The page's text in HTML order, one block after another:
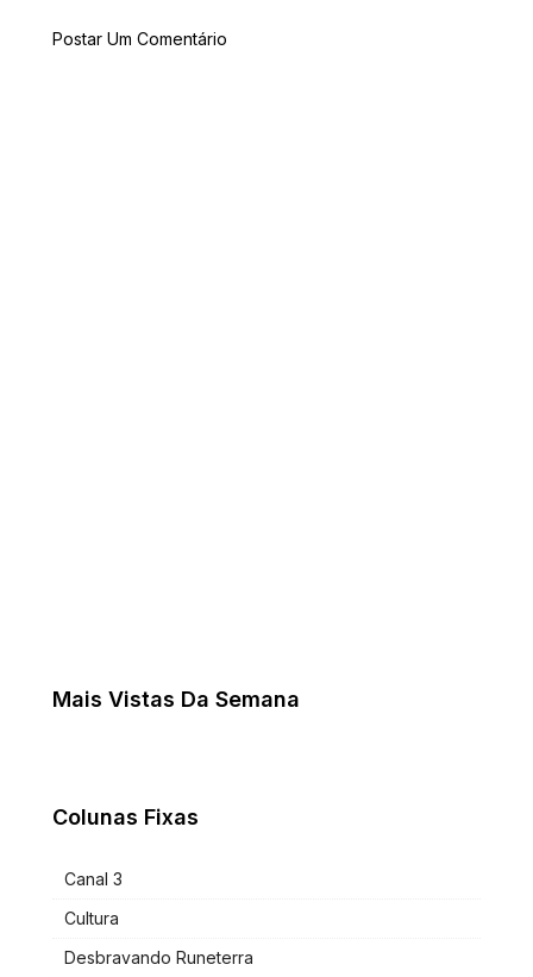
Postar Um Comentário
Mais Vistas Da Semana
Colunas Fixas
Canal 3
Cultura
Desbravando Runeterra